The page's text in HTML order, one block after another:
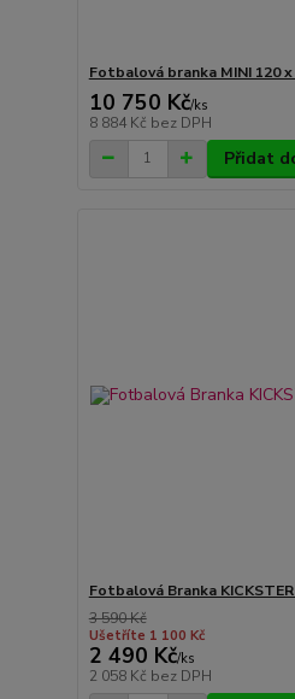
Fotbalová branka MINI 120
10 750 Kč/ks
8 884 Kč bez DPH
Přidat
Fotbalová Branka
3 590 Kč
Ušetříte 1 100 Kč
2 490 Kč/ks
2 058 Kč bez DPH